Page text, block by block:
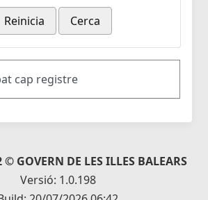
Reinicia Cerca
cap registre
GOVERN DE LES ILLES BALEARS
Versió: 1.0.198